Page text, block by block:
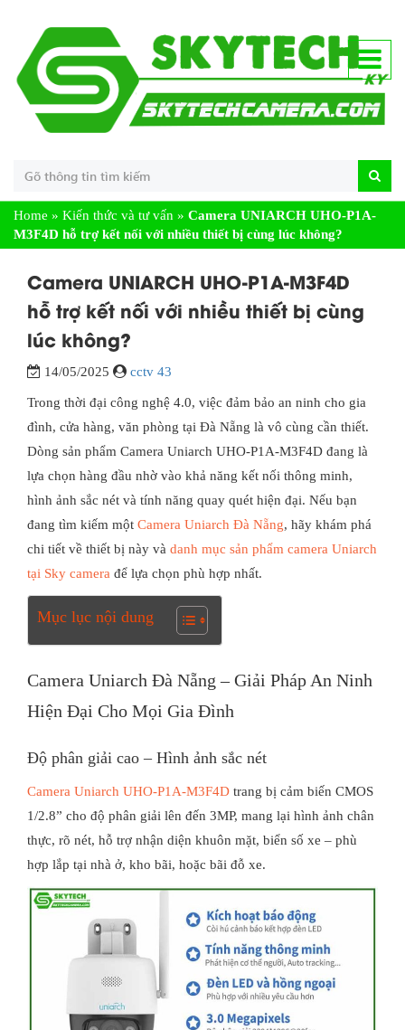
Home » Kiến thức và tư vấn » Camera UNIARCH UHO-P1A-
M3F4D hỗ trợ kết nối với nhiều thiết bị cùng lúc không?
Camera UNIARCH UHO-P1A-M3F4D
hỗ trợ kết nối với nhiều thiết bị cùng
lúc không?
14/05/2025 cctv 43
Trong thời đại công nghệ 4.0, việc đảm bảo an ninh cho gia
đình, cửa hàng, văn phòng tại Đà Nẵng là vô cùng cần thiết.
Dòng sản phẩm Camera Uniarch UHO-P1A-M3F4D đang là
lựa chọn hàng đầu nhờ vào khả năng kết nối thông minh,
hình ảnh sắc nét và tính năng quay quét hiện đại. Nếu bạn
đang tìm kiếm một Camera Uniarch Đà Nẵng, hãy khám phá
chi tiết về thiết bị này và danh mục sản phẩm camera Uniarch
tại Sky camera để lựa chọn phù hợp nhất.
Mục lục nội dung
Camera Uniarch Đà Nẵng – Giải Pháp An Ninh
Hiện Đại Cho Mọi Gia Đình
Độ phân giải cao – Hình ảnh sắc nét
Camera Uniarch UHO-P1A-M3F4D trang bị cảm biến CMOS
1/2.8” cho độ phân giải lên đến 3MP, mang lại hình ảnh chân
thực, rõ nét, hỗ trợ nhận diện khuôn mặt, biển số xe – phù
hợp lắp tại nhà ở, kho bãi, hoặc bãi đỗ xe.